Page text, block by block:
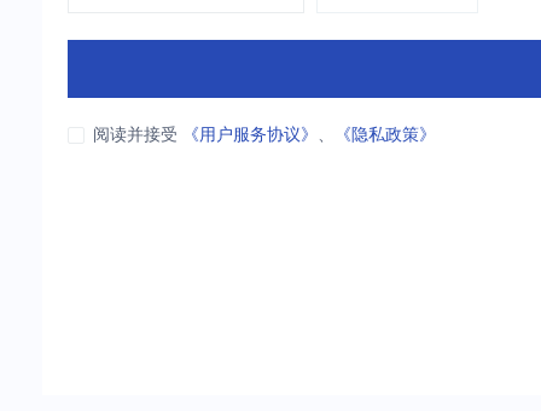
阅读并接受 《用户服务协议》 、 《隐私政策》